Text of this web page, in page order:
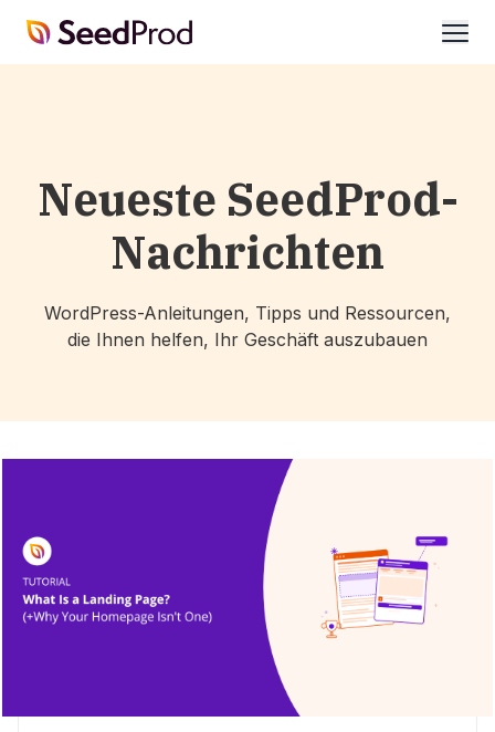
SeedProd
Neueste SeedProd-
Nachrichten
WordPress-Anleitungen, Tipps und Ressourcen,
die Ihnen helfen, Ihr Geschäft auszubauen